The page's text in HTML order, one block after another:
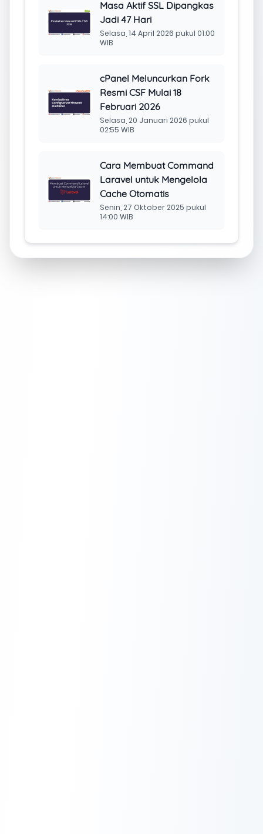
Masa Aktif SSL Dipangkas
Jadi 47 Hari
Selasa, 14 April 2026 pukul 01:00
WIB
cPanel Meluncurkan Fork
Resmi CSF Mulai 18
Februari 2026
Selasa, 20 Januari 2026 pukul
02:55 WIB
Cara Membuat Command
Laravel untuk Mengelola
Cache Otomatis
Senin, 27 Oktober 2025 pukul
14:00 WIB